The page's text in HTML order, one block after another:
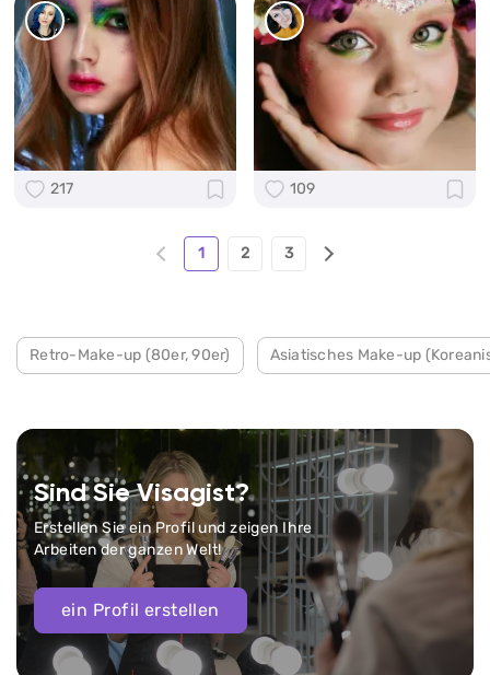
217 109
1 2 3
Retro-Make-up (80er, 90er) Asiatisches Make-up
Sind Sie Visagist?
Erstellen Sie ein Profil und zeigen Ihre
Arbeiten der ganzen Welt!
ein Profil erstellen